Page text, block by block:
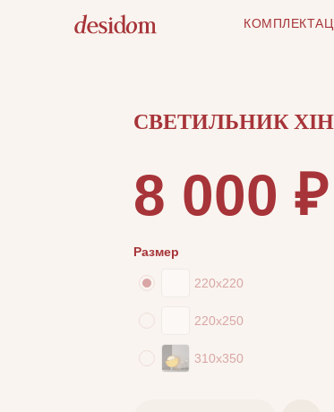
СВЕТИЛЬНИК
8 000 ₽
Размер
220х220
220х250
310х350